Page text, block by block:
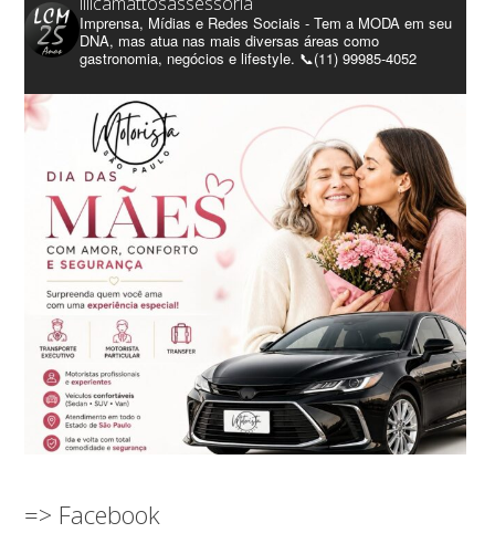
Imprensa, Mídias e Redes Sociais - Tem a MODA em seu
DNA, mas atua nas mais diversas áreas como
gastronomia, negócios e lifestyle. 📞(11) 99985-4052
=> Facebook